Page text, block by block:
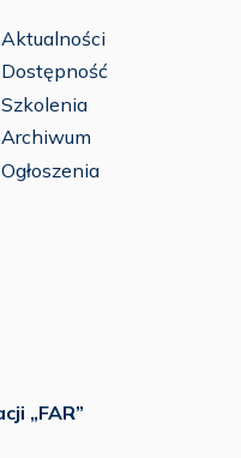
Aktualności
Dostępność
Szkolenia
Archiwum
Ogłoszenia
„FAR”